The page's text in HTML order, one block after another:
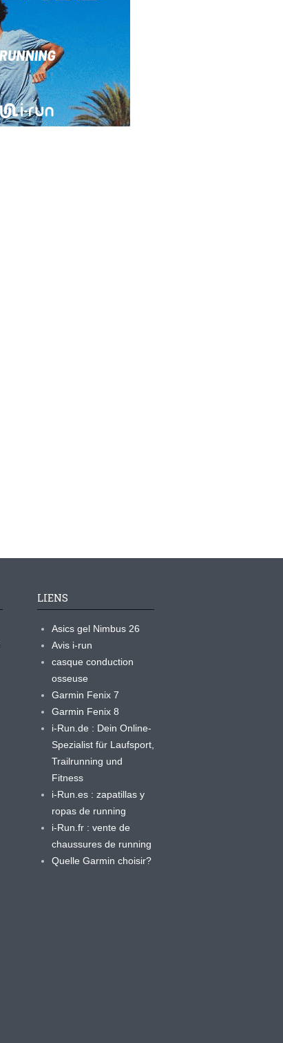
LIENS
Asics gel Nimbus 26
Avis i-run
casque conduction
osseuse
Garmin Fenix 7
Garmin Fenix 8
i-Run.de : Dein Online-
Spezialist für Laufsport,
Trailrunning und
Fitness
i-Run.es : zapatillas y
ropas de running
i-Run.fr : vente de
chaussures de running
Quelle Garmin choisir?